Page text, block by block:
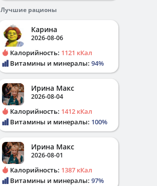
Лучшие рационы
Карина
2026-08-06
Калорийность: 1121 кКал
Витамины и минералы: 94%
Ирина Макс
2026-08-04
Калорийность: 1412 кКал
Витамины и минералы: 100%
Ирина Макс
2026-08-01
Калорийность: 1387 кКал
Витамины и минералы: 97%